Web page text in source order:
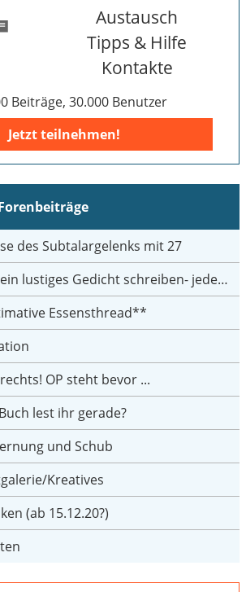
Austausch
Tipps & Hilfe
Kontakte
Beiträge, 30.000 Benutzer
Jetzt teilnehmen!
des Subtalargelenks mit 27
lustiges Gedicht schreiben- jeder einen Satz
Essensthread**
OP steht bevor ...
lest ihr gerade?
und Schub
Kreatives
(ab 15.12.20?)